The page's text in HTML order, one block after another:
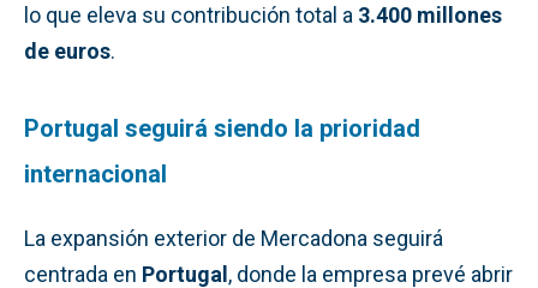
lo que eleva su contribución total a 3.400 millones
de euros.
Portugal seguirá siendo la prioridad
internacional
La expansión exterior de Mercadona seguirá
centrada en Portugal, donde la empresa prevé abrir